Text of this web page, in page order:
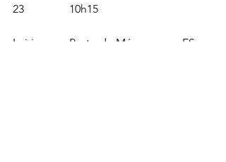
23		10h15
Leiria		Porto de Mós		ES